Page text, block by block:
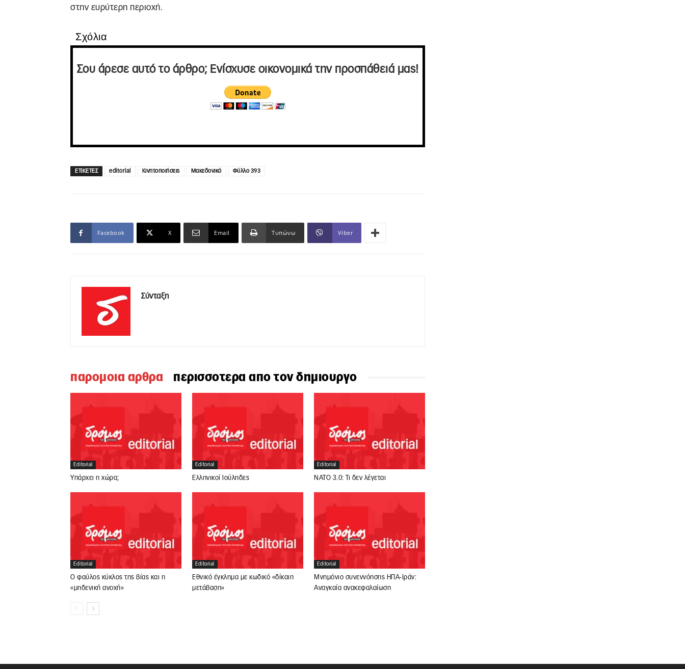
στην ευρύτερη περιοχή.
Σχόλια
Σου άρεσε αυτό το άρθρο; Ενίσχυσε οικονομικά την προσπάθειά μας!
ΕΤΙΚΕΤΕΣ editorial Κινητοποιήσεις Μακεδονικό Φύλλο 393
Facebook X Email Τυπώνω Viber
Σύνταξη
παρομοια αρθρα περισσοτερα απο τον δημιουργο
Editorial
Υπάρχει η χώρα;
Editorial
Ελληνικοί Ιούληδες
Editorial
ΝΑΤΟ 3.0: Τι δεν λέγεται
Editorial
Ο φαύλος κύκλος της βίας και η
«μηδενική ανοχή»
Editorial
Εθνικό έγκλημα με κωδικό «δίκαιη
μετάβαση»
Editorial
Μνημόνιο συνεννόησης ΗΠΑ-Ιράν:
Αναγκαία ανακεφαλαίωση